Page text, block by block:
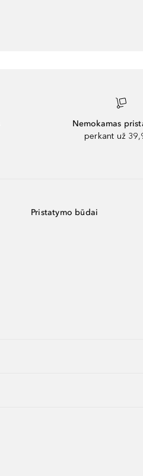
Nemokamas
perkant už
Pristatymo būdai